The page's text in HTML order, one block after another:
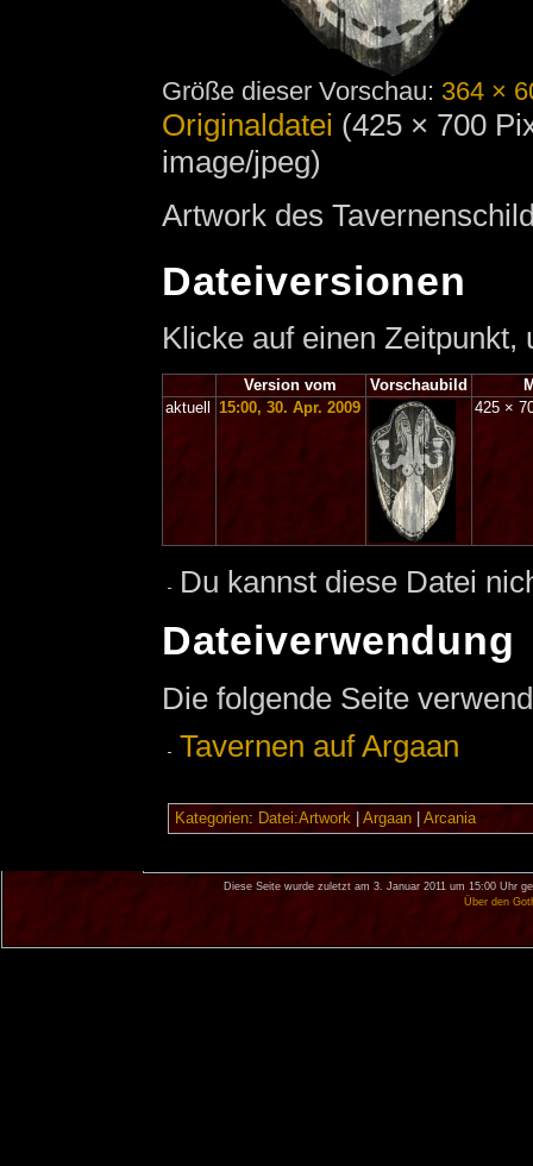
Größe dieser Vorschau: 364 ×
Originaldatei (425 × 700
image/jpeg)
Artwork des
Dateiversionen
Klicke auf einen
Version vom Vorschaubild
aktuell
15:00, 30. Apr. 2009 425 ×
Du kannst diese Datei
Dateiverwendung
Die folgende Seite
Tavernen auf Argaan
Kategorien: Datei:Artwork Argaan| Arcania
Diese Seite wurde zuletzt am 3. Januar 2011 um 15:00 Uhr
Über den